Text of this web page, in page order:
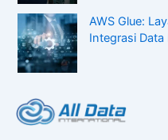
AWS Glue:
Integrasi Data